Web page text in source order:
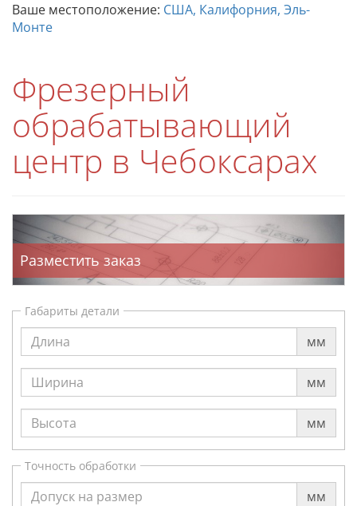
Ваше местоположение: США, Калифорния, Эль-
Монте
Фрезерный
обрабатывающий
центр в Чебоксарах
Разместить заказ
Габариты детали
мм
мм
мм
Точность обработки
мм